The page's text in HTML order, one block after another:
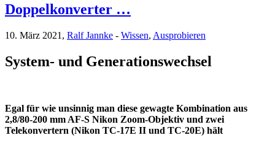
Doppelkonverter …
10. März 2021, Ralf Jannke - Wissen, Ausprobieren
System- und Generationswechsel
Egal für wie unsinnig man diese gewagte Kombination aus
2,8/80-200 mm AF-S Nikon Zoom-Objektiv und zwei
Telekonvertern (Nikon TC-17E II und TC-20E) hält